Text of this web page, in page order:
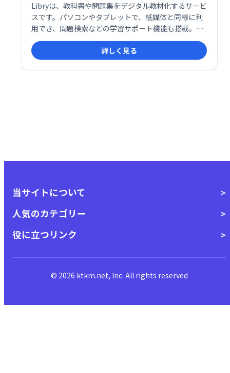
Libryは、教科書や問題集をデジタル教材化するサービ
スです。パソコンやタブレットで、紙媒体と同様に利
用でき、問題検索などの学習サポート機能も搭載。紙
媒体の利便性とデジタルの機能性を融合し、効率的な
学習をサポートします。詳しく見る
当サイトについて
人気のカテゴリー
役に立つリンク
© 2026 ktkm.net, Inc. All rights reserved